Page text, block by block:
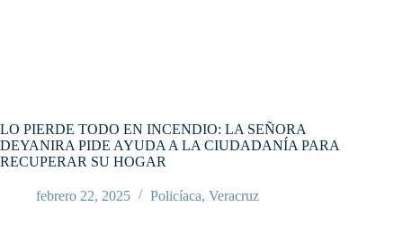
LO PIERDE TODO EN INCENDIO: LA SEÑORA
DEYANIRA PIDE AYUDA A LA CIUDADANÍA PARA
RECUPERAR SU HOGAR
febrero 22, 2025 Policíaca, Veracruz